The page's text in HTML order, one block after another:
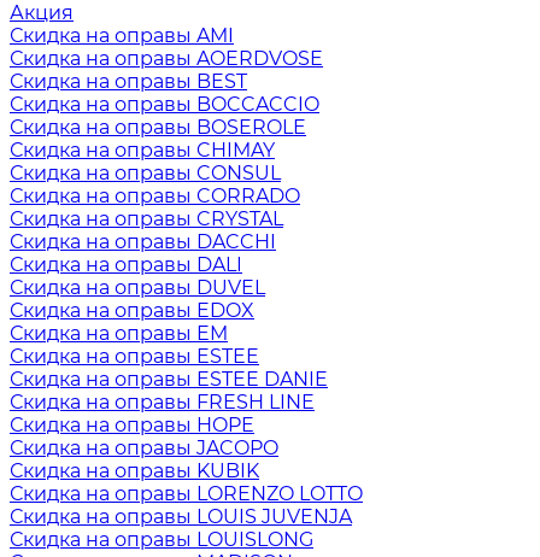
Акция
Скидка на оправы AMI
Скидка на оправы AOERDVOSE
Скидка на оправы BEST
Скидка на оправы BOCCACCIO
Скидка на оправы BOSEROLE
Скидка на оправы CHIMAY
Скидка на оправы CONSUL
Скидка на оправы CORRADO
Скидка на оправы CRYSTAL
Скидка на оправы DACCHI
Скидка на оправы DALI
Скидка на оправы DUVEL
Скидка на оправы EDOX
Скидка на оправы EM
Скидка на оправы ESTEE
Скидка на оправы ESTEE DANIE
Скидка на оправы FRESH LINE
Скидка на оправы HOPE
Скидка на оправы JACOPO
Скидка на оправы KUBIK
Скидка на оправы LORENZO LOTTO
Скидка на оправы LOUIS JUVENJA
Скидка на оправы LOUISLONG